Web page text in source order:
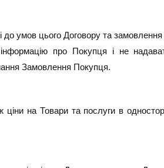
до умов цього Договору та
про Покупця і не
Замовлення Покупця.
на Товари та послуги в